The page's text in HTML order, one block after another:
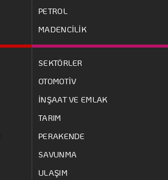
PETROL
MADENCİLİK
SEKTÖRLER
OTOMOTİV
İNŞAAT VE EMLAK
TARIM
PERAKENDE
SAVUNMA
ULAŞIM